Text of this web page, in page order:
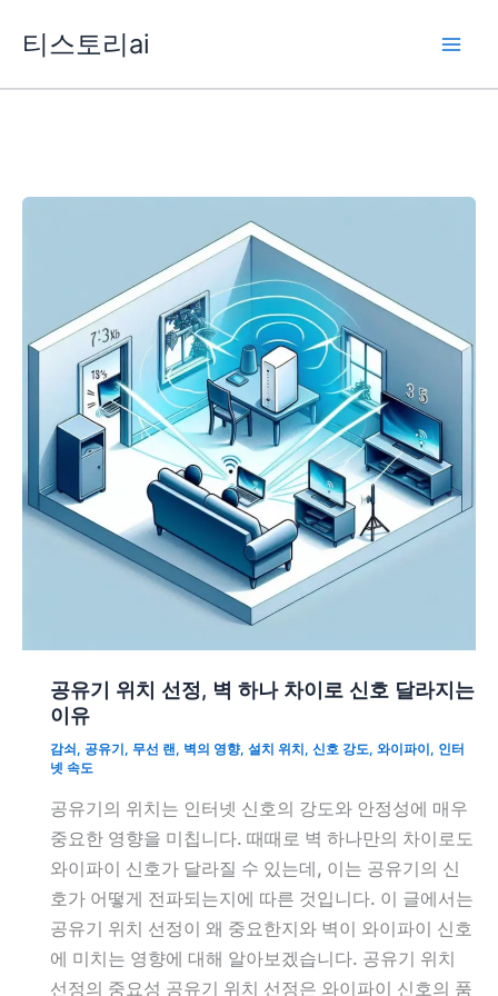
티스토리ai
공유기 위치 선정, 벽 하나 차이로 신호 달라지는
이유
감쇠 , 공유기 , 무선 랜, 벽의 영향, 설치 위치 , 신호 강도, 와이파이 , 인터
넷 속도
공유기의 위치는 인터넷 신호의 강도와 안정성에 매우
중요한 영향을 미칩니다. 때때로 벽 하나만의 차이로도
와이파이 신호가 달라질 수 있는데, 이는 공유기의 신
호가 어떻게 전파되는지에 따른 것입니다. 이 글에서는
공유기 위치 선정이 왜 중요한지와 벽이 와이파이 신호
에 미치는 영향에 대해 알아보겠습니다. 공유기 위치
선정의 중요성 공유기 위치 선정은 와이파이 신호의 품